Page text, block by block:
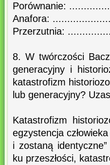
Porównanie:
Anafora:
Przerzutnia:
8. W twórczości
generacyjny i
katastrofizm
lub generacyjny?
Katastrofizm
egzystencja
i zostaną
ku przeszłości,